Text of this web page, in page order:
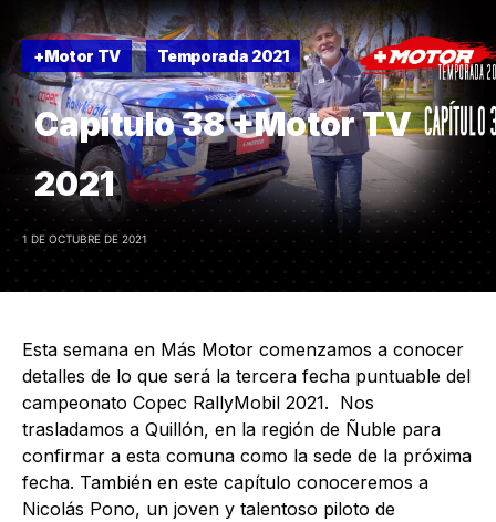
+Motor TV Temporada 2021
Capítulo 38 +Motor TV
2021
1 DE OCTUBRE DE 2021
Esta semana en Más Motor comenzamos a conocer
detalles de lo que será la tercera fecha puntuable del
campeonato Copec RallyMobil 2021. Nos
trasladamos a Quillón, en la región de Ñuble para
confirmar a esta comuna como la sede de la próxima
fecha. También en este capítulo conoceremos a
Nicolás Pono, un joven y talentoso piloto de